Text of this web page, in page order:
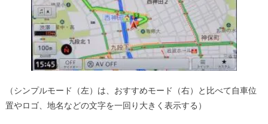
（シンプルモード（左）は、おすすめモード（右）と比べて自車位
置やロゴ、地名などの文字を一回り大きく表示する）